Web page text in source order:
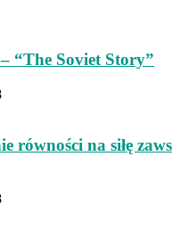
“The Soviet Story”
równości na siłę